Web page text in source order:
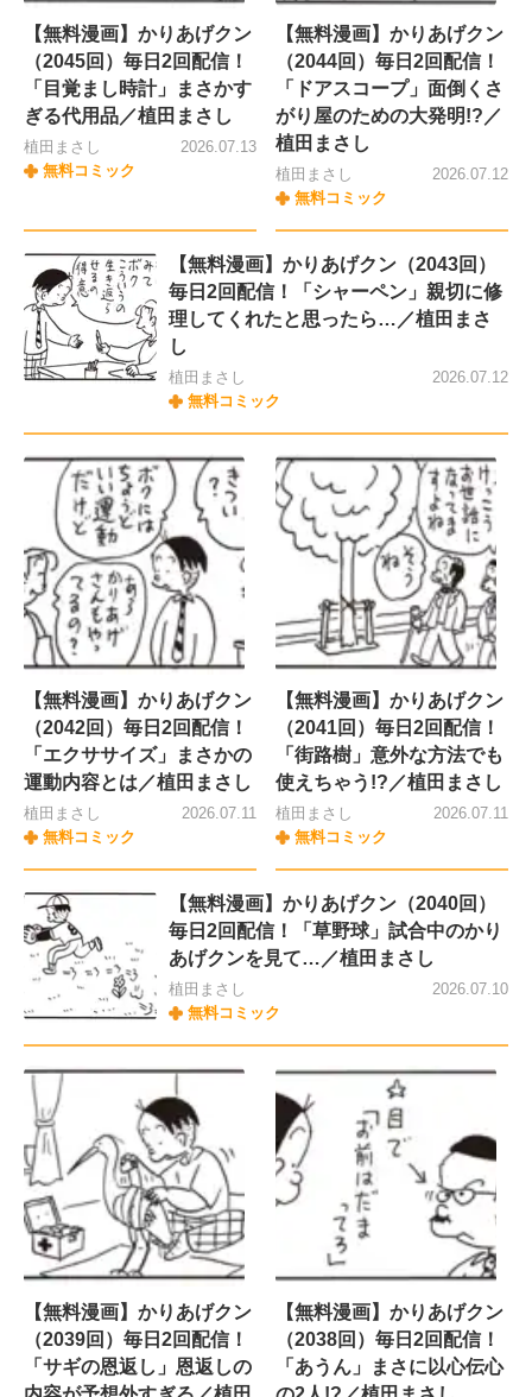
【無料漫画】かりあげクン
（2045回）毎日2回配信！
「目覚まし時計」まさかす
ぎる代用品／植田まさし
植田まさし
無料コミック
2026.07.13
【無料漫画】かりあげクン
（2044回）毎日2回配信！
「ドアスコープ」面倒くさ
がり屋のための大発明!?／
植田まさし
植田まさし
無料コミック
2026.07.12
【無料漫画】かりあげクン（2043回）
毎日2回配信！「シャーペン」親切に修
理してくれたと思ったら…／植田まさ
し
植田まさし
無料コミック
2026.07.12
【無料漫画】かりあげクン
（2042回）毎日2回配信！
「エクササイズ」まさかの
運動内容とは／植田まさし
植田まさし
無料コミック
2026.07.11
【無料漫画】かりあげクン
（2041回）毎日2回配信！
「街路樹」意外な方法でも
使えちゃう!?／植田まさし
植田まさし
無料コミック
2026.07.11
【無料漫画】かりあげクン（2040回）
毎日2回配信！「草野球」試合中のかり
あげクンを見て…／植田まさし
植田まさし
無料コミック
2026.07.10
【無料漫画】かりあげクン
（2039回）毎日2回配信！
「サギの恩返し」恩返しの
【無料漫画】かりあげクン
（2038回）毎日2回配信！
「あうん」まさに以心伝心